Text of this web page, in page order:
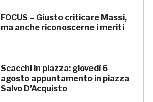
FOCUS – Giusto criticare Massi,
ma anche riconoscerne i meriti
Scacchi in piazza: giovedì 6
agosto appuntamento in piazza
Salvo D’Acquisto